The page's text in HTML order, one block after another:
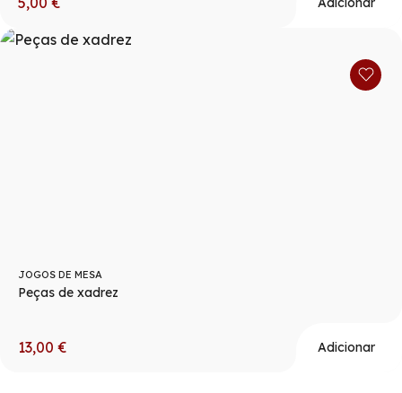
JOGOS DE MESA
Peças de xadrez
13,00 € Adicionar